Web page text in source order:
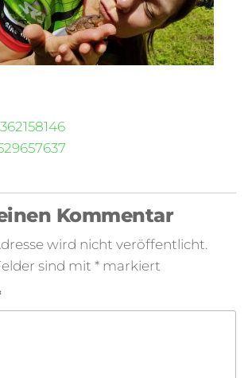
Kommentar
wird nicht veröffentlicht.
sind mit * markiert